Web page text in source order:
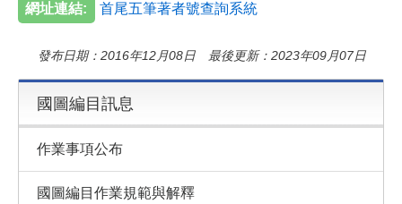
網址連結: 首尾五筆著者號查詢系統
發布日期：2016年12月08日 最後更新：2023年09月07日
國圖編目訊息
作業事項公布
國圖編目作業規範與解釋